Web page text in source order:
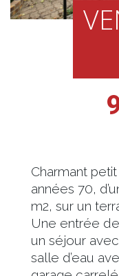
Charmant
années 70,
m2, sur un
Une entrée
un séjour
salle d’eau